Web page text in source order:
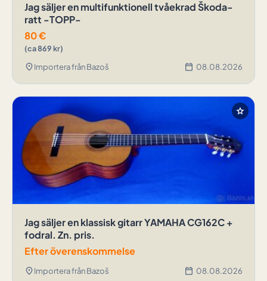
Jag säljer en multifunktionell tvåekrad Škoda-
ratt -TOPP-
80€
(ca 869 kr)
location_onImportera från Bazoš calendar_today 08.08.2026
star
Jag säljer en klassisk gitarr YAMAHA CG162C +
fodral. Zn. pris.
Efter överenskommelse
location_onImportera från Bazoš calendar_today 08.08.2026